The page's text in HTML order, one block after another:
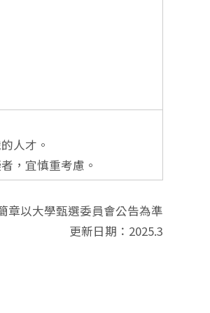
人才。
，宜慎重考慮。
章以大學甄選委員會公告為準
更新日期：2025.3